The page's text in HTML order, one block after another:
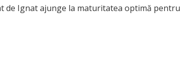
de Ignat ajunge la maturitatea optimă pentru